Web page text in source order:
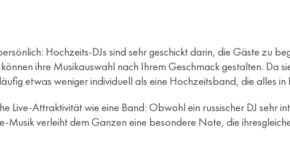
Hochzeits-DJs sind sehr geschickt darin, die Gäste zu
ihre Musikauswahl nach Ihrem Geschmack gestalten. Da
etwas weniger individuell als eine Hochzeitsband, die alles in
Live-Attraktivität wie eine Band: Obwohl ein russischer DJ
Musik verleiht dem Ganzen eine besondere Note, die